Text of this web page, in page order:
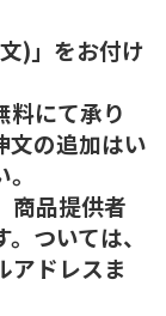
)」をお付け
にて承り
文の追加はい
商品提供者
ついては、
アドレスま